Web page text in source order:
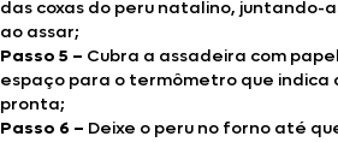
das coxas do peru natalino, juntando-
ao assar;
Passo 5 – Cubra a assadeira com
espaço para o termômetro que indica
pronta;
Passo 6 – Deixe o peru no forno até